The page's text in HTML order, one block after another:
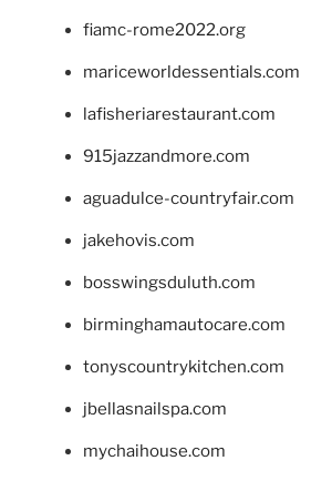
fiamc-rome2022.org
mariceworldessentials.com
lafisheriarestaurant.com
915jazzandmore.com
aguadulce-countryfair.com
jakehovis.com
bosswingsduluth.com
birminghamautocare.com
tonyscountrykitchen.com
jbellasnailspa.com
mychaihouse.com